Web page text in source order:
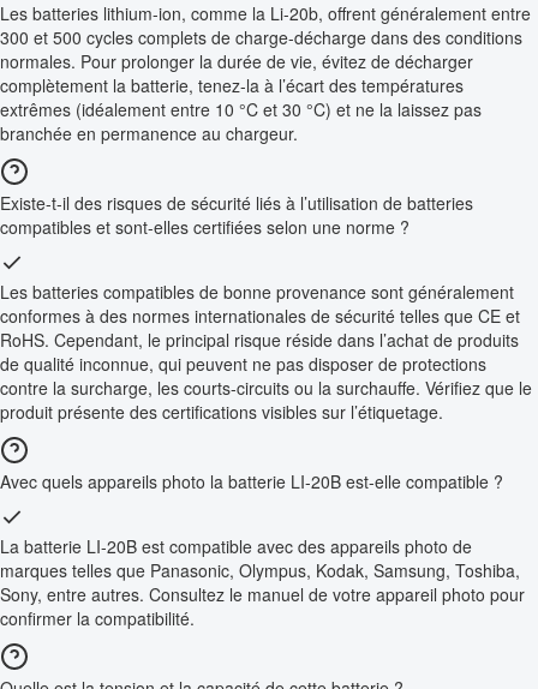
Les batteries lithium-ion, comme la Li-20b, offrent généralement entre
300 et 500 cycles complets de charge-décharge dans des conditions
normales. Pour prolonger la durée de vie, évitez de décharger
complètement la batterie, tenez-la à l’écart des températures
extrêmes (idéalement entre 10 °C et 30 °C) et ne la laissez pas
branchée en permanence au chargeur.
Existe-t-il des risques de sécurité liés à l’utilisation de batteries
compatibles et sont-elles certifiées selon une norme ?
Les batteries compatibles de bonne provenance sont généralement
conformes à des normes internationales de sécurité telles que CE et
RoHS. Cependant, le principal risque réside dans l’achat de produits
de qualité inconnue, qui peuvent ne pas disposer de protections
contre la surcharge, les courts-circuits ou la surchauffe. Vérifiez que le
produit présente des certifications visibles sur l’étiquetage.
Avec quels appareils photo la batterie LI-20B est-elle compatible ?
La batterie LI-20B est compatible avec des appareils photo de
marques telles que Panasonic, Olympus, Kodak, Samsung, Toshiba,
Sony, entre autres. Consultez le manuel de votre appareil photo pour
confirmer la compatibilité.